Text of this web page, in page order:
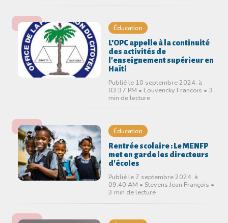
Éducation
L’OPC appelle à la continuité
des activités de
l'enseignement supérieur en
Haïti
Publié le 10 septembre 2024, à
03:37 PM • Louvencky Francois • 3
min de lecture
Éducation
Rentrée scolaire : Le MENFP
met en garde les directeurs
d'écoles
Publié le 7 septembre 2024, à
09:40 AM • Stevens Jean François •
3 min de lecture